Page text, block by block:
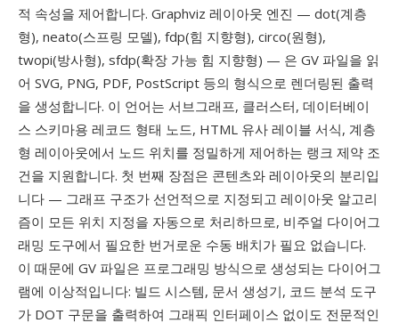
적 속성을 제어합니다. Graphviz 레이아웃 엔진 — dot(계층
형), neato(스프링 모델), fdp(힘 지향형), circo(원형),
twopi(방사형), sfdp(확장 가능 힘 지향형) — 은 GV 파일을 읽
어 SVG, PNG, PDF, PostScript 등의 형식으로 렌더링된 출력
을 생성합니다. 이 언어는 서브그래프, 클러스터, 데이터베이
스 스키마용 레코드 형태 노드, HTML 유사 레이블 서식, 계층
형 레이아웃에서 노드 위치를 정밀하게 제어하는 랭크 제약 조
건을 지원합니다. 첫 번째 장점은 콘텐츠와 레이아웃의 분리입
니다 — 그래프 구조가 선언적으로 지정되고 레이아웃 알고리
즘이 모든 위치 지정을 자동으로 처리하므로, 비주얼 다이어그
래밍 도구에서 필요한 번거로운 수동 배치가 필요 없습니다.
이 때문에 GV 파일은 프로그래밍 방식으로 생성되는 다이어그
램에 이상적입니다: 빌드 시스템, 문서 생성기, 코드 분석 도구
가 DOT 구문을 출력하여 그래픽 인터페이스 없이도 전문적인